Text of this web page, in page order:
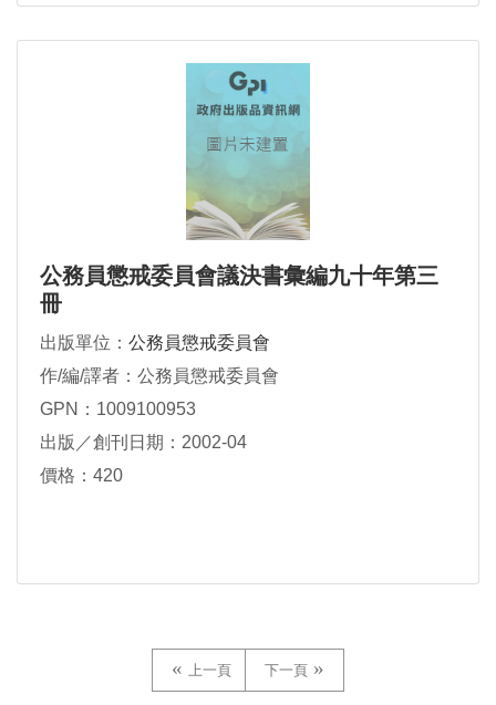
公務員懲戒委員會議決書彙編九十年第三
冊
出版單位： 公務員懲戒委員會
作/編/譯者：公務員懲戒委員會
GPN：1009100953
出版／創刊日期：2002-04
價格：420
上一頁 下一頁